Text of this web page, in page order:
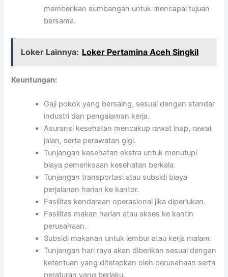
memberikan sumbangan untuk mencapai tujuan
bersama.
Loker Lainnya: Loker Pertamina Aceh Singkil
Keuntungan:
Gaji pokok yang bersaing, sesuai dengan standar
industri dan pengalaman kerja.
Asuransi kesehatan mencakup rawat inap, rawat
jalan, serta perawatan gigi.
Tunjangan kesehatan ekstra untuk menutupi
biaya pemeriksaan kesehatan berkala.
Tunjangan transportasi atau subsidi biaya
perjalanan harian ke kantor.
Fasilitas kendaraan operasional jika diperlukan.
Fasilitas makan harian atau akses ke kantin
perusahaan.
Subsidi makanan untuk lembur atau kerja malam.
Tunjangan hari raya akan diberikan sesuai dengan
ketentuan yang ditetapkan oleh perusahaan serta
peraturan yang berlaku.